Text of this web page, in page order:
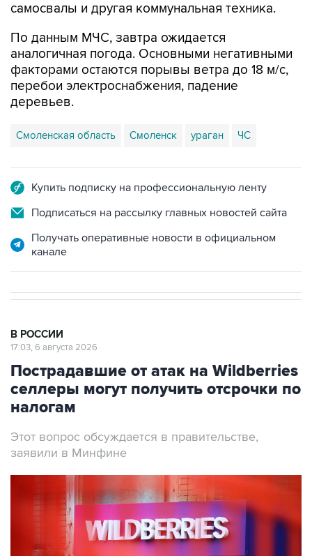
По данным МЧС, завтра ожидается
факторами остаются порывы ветра до 18 м/с,
перебои электроснабжения, падение
деревьев.
Смоленская область
Подписаться на рассылку главных новостей сайта
Получать оперативные новости в официальном
Пострадавшие от атак на Wildberries
селлеры могут получить отсрочки по
налогам
Этот вопрос обсуждается в правительстве,